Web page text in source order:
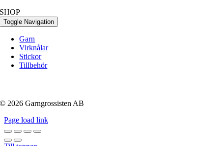
SHOP
Toggle Navigation
Garn
Virknålar
Stickor
Tillbehör
© 2026 Garngrossisten AB
Page load link